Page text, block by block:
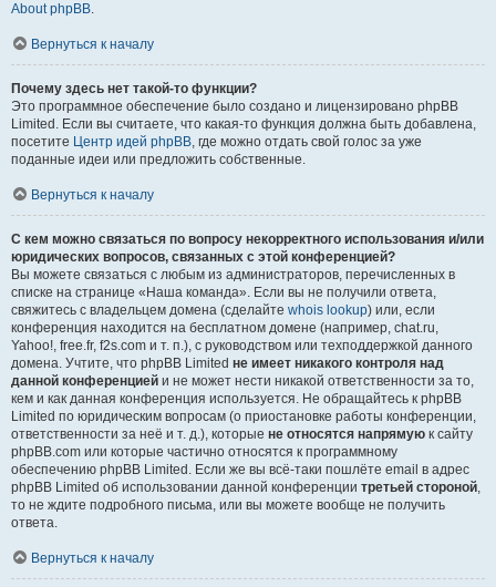
About phpBB.
Вернуться к началу
Почему здесь нет такой-то функции?
Это программное обеспечение было создано и лицензировано phpBB
Limited. Если вы считаете, что какая-то функция должна быть добавлена,
посетите Центр идей phpBB, где можно отдать свой голос за уже
поданные идеи или предложить собственные.
Вернуться к началу
С кем можно связаться по вопросу некорректного использования и/или
юридических вопросов, связанных с этой конференцией?
Вы можете связаться с любым из администраторов, перечисленных в
списке на странице «Наша команда». Если вы не получили ответа,
свяжитесь с владельцем домена (сделайте whois lookup) или, если
конференция находится на бесплатном домене (например, chat.ru,
Yahoo!, free.fr, f2s.com и т. п.), с руководством или техподдержкой данного
домена. Учтите, что phpBB Limited не имеет никакого контроля над
данной конференцией и не может нести никакой ответственности за то,
кем и как данная конференция используется. Не обращайтесь к phpBB
Limited по юридическим вопросам (о приостановке работы конференции,
ответственности за неё и т. д.), которые не относятся напрямую к сайту
phpBB.com или которые частично относятся к программному
обеспечению phpBB Limited. Если же вы всё-таки пошлёте email в адрес
phpBB Limited об использовании данной конференции третьей стороной,
то не ждите подробного письма, или вы можете вообще не получить
ответа.
Вернуться к началу